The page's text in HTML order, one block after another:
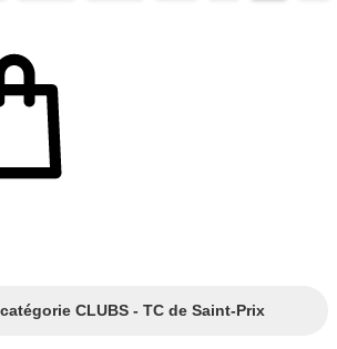
CLUBS - TC de Saint-Prix